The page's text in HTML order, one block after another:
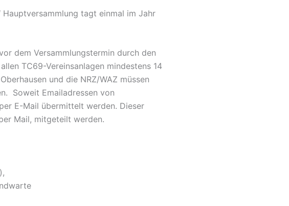
Hauptversammlung tagt einmal im Jahr
dem Versammlungstermin durch den
TC69-Vereinsanlagen mindestens 14
und die NRZ/WAZ müssen
Soweit Emailadressen von
E-Mail übermittelt werden. Dieser
Mail, mitgeteilt werden.